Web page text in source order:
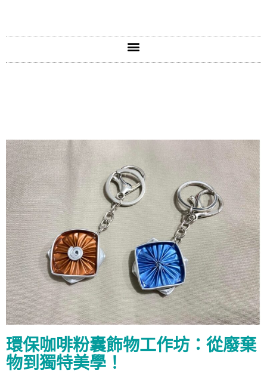
環保咖啡粉囊飾物工作坊：從廢棄
物到獨特美學！